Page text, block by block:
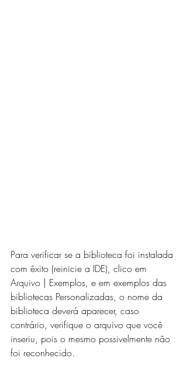
Para verificar se a biblioteca foi instalada
com êxito (reinicie a IDE), clico em
Arquivo | Exemplos, e em exemplos das
bibliotecas Personalizadas, o nome da
biblioteca deverá aparecer, caso
contrário, verifique o arquivo que você
inseriu, pois o mesmo possivelmente não
foi reconhecido.